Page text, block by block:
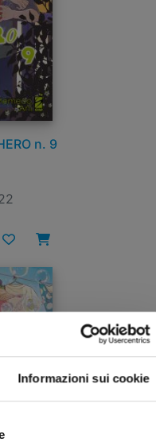
Informazioni sui cookie
n. 9